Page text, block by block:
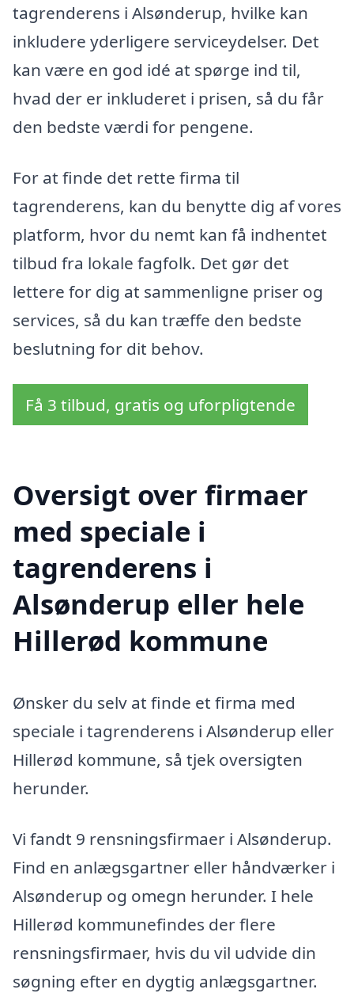
tagrenderens i Alsønderup, hvilke kan
inkludere yderligere serviceydelser. Det
kan være en god idé at spørge ind til,
hvad der er inkluderet i prisen, så du får
den bedste værdi for pengene.
For at finde det rette firma til
tagrenderens, kan du benytte dig af vores
platform, hvor du nemt kan få indhentet
tilbud fra lokale fagfolk. Det gør det
lettere for dig at sammenligne priser og
services, så du kan træffe den bedste
beslutning for dit behov.
Få 3 tilbud, gratis og uforpligtende
Oversigt over firmaer
med speciale i
tagrenderens i
Alsønderup eller hele
Hillerød kommune
Ønsker du selv at finde et firma med
speciale i tagrenderens i Alsønderup eller
Hillerød kommune, så tjek oversigten
herunder.
Vi fandt 9 rensningsfirmaer i Alsønderup.
Find en anlægsgartner eller håndværker i
Alsønderup og omegn herunder. I hele
Hillerød kommunefindes der flere
rensningsfirmaer, hvis du vil udvide din
søgning efter en dygtig anlægsgartner.